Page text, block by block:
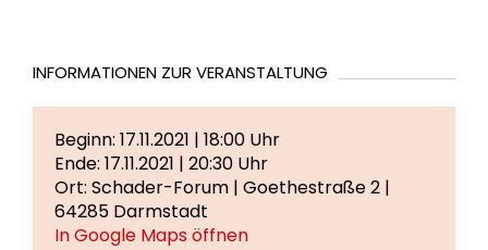
INFORMATIONEN ZUR VERANSTALTUNG
Beginn: 17.11.2021 | 18:00 Uhr
Ende: 17.11.2021 | 20:30 Uhr
Ort: Schader-Forum | Goethestraße 2 |
64285 Darmstadt
In Google Maps öffnen